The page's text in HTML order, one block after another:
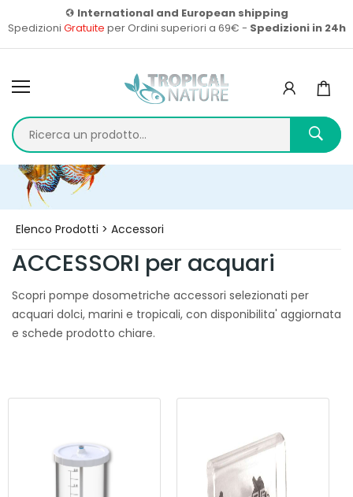
International and European shipping
Spedizioni Gratuite per Ordini superiori a 69€ - Spedizioni in 24h
Home Prodotti
Elenco Prodotti > Accessori
ACCESSORI per acquari
Scopri pompe dosometriche accessori selezionati per
acquari dolci, marini e tropicali, con disponibilita' aggiornata
e schede prodotto chiare.